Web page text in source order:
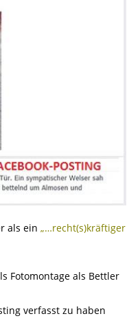
als ein „…recht(s)kräftiger
Fotomontage als Bettler
verfasst zu haben